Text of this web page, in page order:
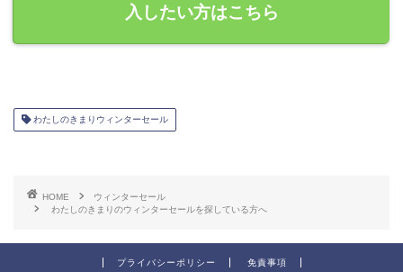
入したい方はこちら
わたしのきまりウィンターセール
HOME
ウィンターセール
わたしのきまりのウィンターセールを探している方へ
プライバシーポリシー 免責事項